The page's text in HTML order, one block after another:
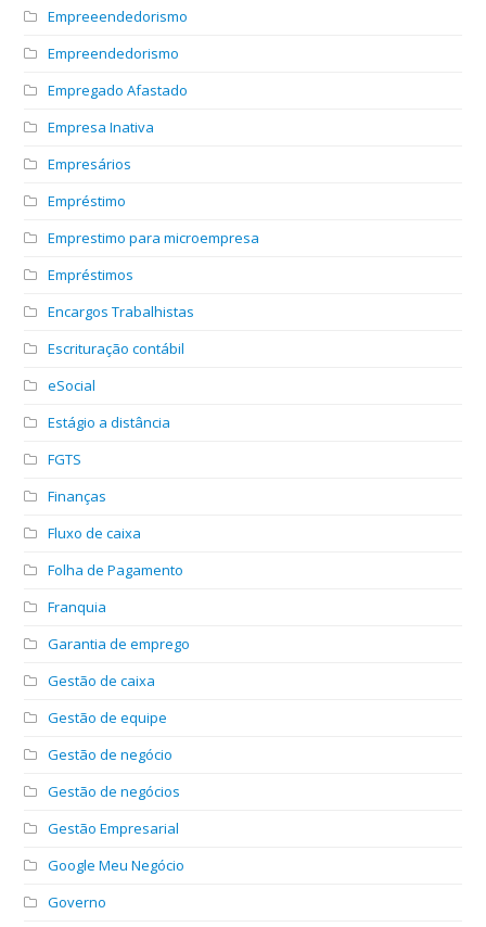
Empreeendedorismo
Empreendedorismo
Empregado Afastado
Empresa Inativa
Empresários
Empréstimo
Emprestimo para microempresa
Empréstimos
Encargos Trabalhistas
Escrituração contábil
eSocial
Estágio a distância
FGTS
Finanças
Fluxo de caixa
Folha de Pagamento
Franquia
Garantia de emprego
Gestão de caixa
Gestão de equipe
Gestão de negócio
Gestão de negócios
Gestão Empresarial
Google Meu Negócio
Governo